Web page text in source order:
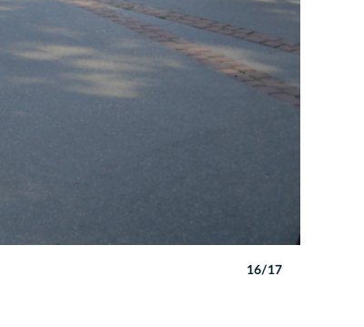
16/17